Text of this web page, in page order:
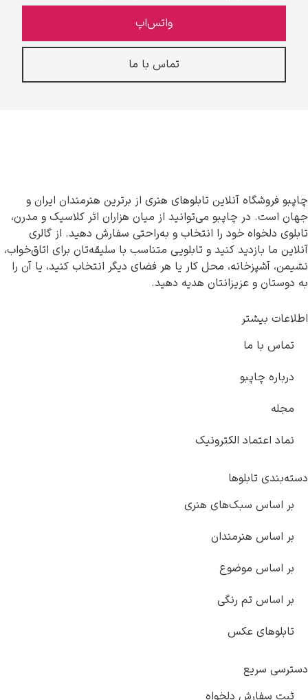
واتس‌اپ
تماس با ما
چاپبو فروشگاه آنلاین تابلوهای هنری از برترین هنرمندان ایران و
جهان است. در چاپبو می‌توانید از میان هزاران اثر کلاسیک و مدرن،
تابلوی دلخواه خود را انتخاب و به‌راحتی سفارش دهید. از گالری
آنلاین ما بازدید کنید و تابلویی متناسب با سلیقه‌تان برای اتاق‌خواب،
نشیمن، آشپزخانه، محل کار یا هر فضای دیگر انتخاب کنید، یا آن را
به دوستان و عزیزانتان هدیه دهید.
اطلاعات بیشتر
تماس با ما
درباره چاپبو
مجله
نماد اعتماد الکترونیک
دسته‌بندی تابلوها
بر اساس سبک‌های هنری
بر اساس هنرمندان
بر اساس موضوع
بر اساس تم رنگی
تابلوهای عکس
دسترسی سریع